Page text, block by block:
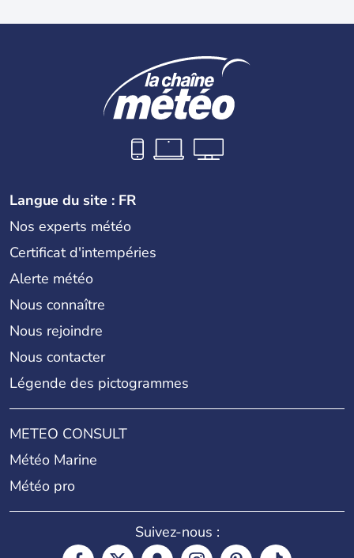
Langue du site : FR
Nos experts météo
Certificat d'intempéries
Alerte météo
Nous connaître
Nous rejoindre
Nous contacter
Légende des pictogrammes
METEO CONSULT
Météo Marine
Météo pro
Suivez-nous :